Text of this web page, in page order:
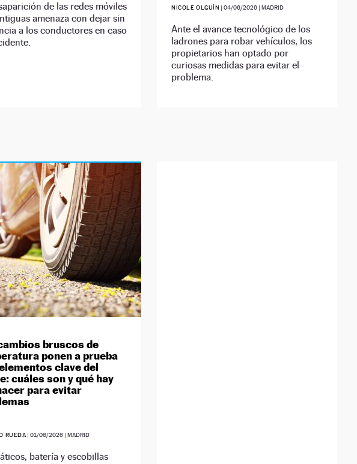
de las redes móviles
amenaza con dejar sin
a los conductores en caso
NICOLE OLGUÍN |04/06/2026 | MADRID
Ante el avance tecnológico de los
ladrones para robar vehículos, los
propietarios han optado por
curiosas medidas para evitar el
problema.
bruscos de
ponen a prueba
clave del
cuáles son y qué hay
para evitar
RUEDA |01/06/2026 | MADRID
batería y escobillas